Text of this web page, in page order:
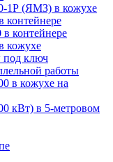
1Р (ЯМЗ) в кожухе
контейнере
кожухе
под ключ
работы
в кожухе на
кВт) в 5-метровом